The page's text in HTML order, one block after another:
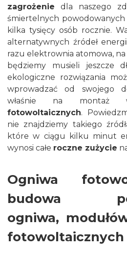
zagrożenie dla naszego
śmiertelnych
kilka tysięcy osób rocznie.
alternatywnych źródeł
razu elektrownia atomowa,
będziemy musieli jeszcze
ekologiczne rozwiązania
wprowadzać od swojego
właśnie na montaż
fotowoltaicznych.
nie znajdziemy takiego
które w ciągu kilku minut
wynosi całe roczne zużycie
Ogniwa
budowa
ogniwa,
fotowoltaicznych